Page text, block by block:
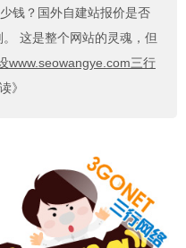
钱？国外自建站报价是否
这是整个网站的灵魂，但
www.seowangye.com三行
》